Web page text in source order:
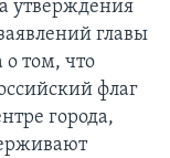
утверждения
главы
том, что
флаг
города,